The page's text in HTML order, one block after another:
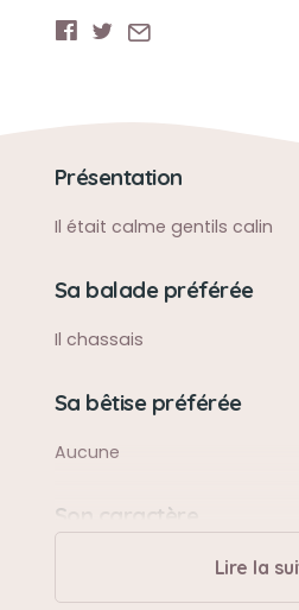
Présentation
Il était calme gentils calin
Sa balade préférée
Il chassais
Sa bêtise préférée
Aucune
Son caractère
Lire la